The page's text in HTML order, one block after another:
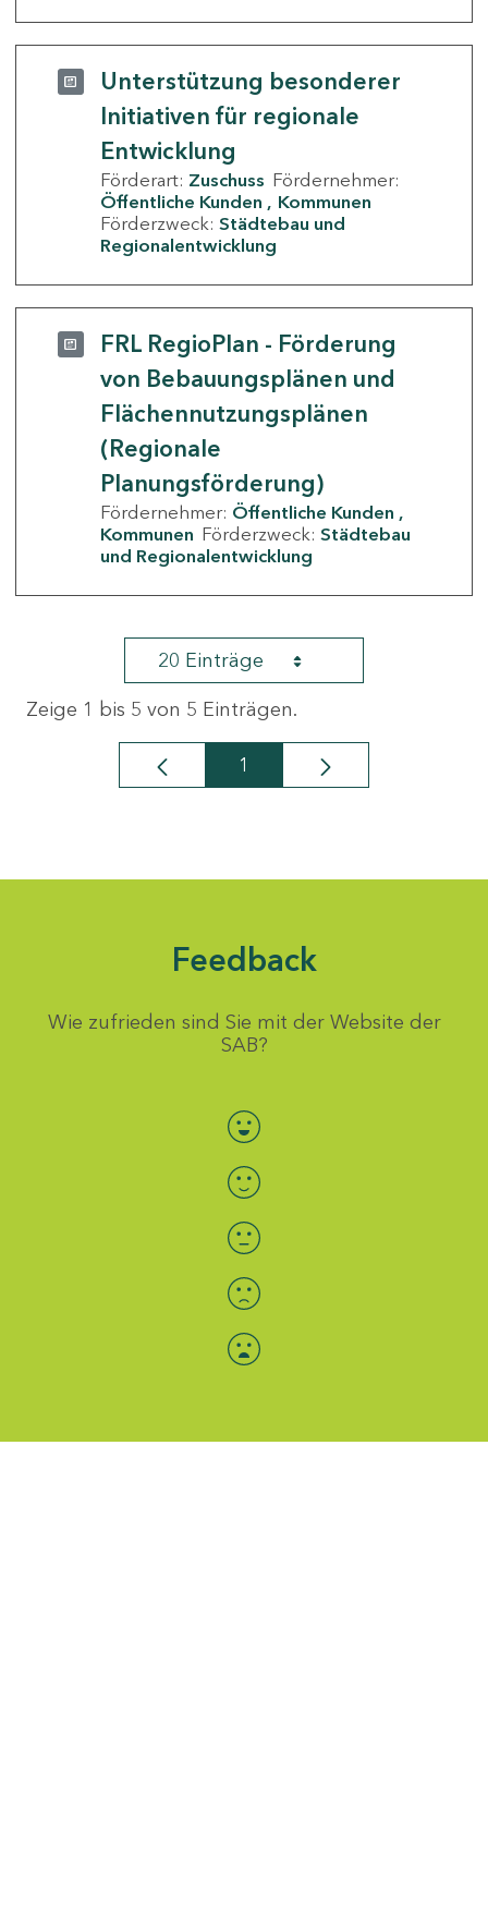
Unterstützung besonderer
Initiativen für regionale
Entwicklung
Förderart: Zuschuss Fördernehmer:
Öffentliche Kunden
Kommunen
Förderzweck: Städtebau und
Regionalentwicklung
FRL RegioPlan - Förderung
von Bebauungsplänen und
Flächennutzungsplänen
(Regionale
Planungsförderung)
Fördernehmer: Öffentliche Kunden
Kommunen Förderzweck: Städtebau
und Regionalentwicklung
20 Einträge
Zeige 1 bis 5 von 5 Einträgen.
Seite
1
Feedback
Wie zufrieden sind Sie mit der Website der
SAB?
Bewertung auswählen